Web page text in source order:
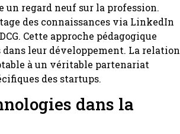
regard neuf sur la profession.
des connaissances via LinkedIn
Cette approche pédagogique
leur développement. La relation
à un véritable partenariat
des startups.
dans la